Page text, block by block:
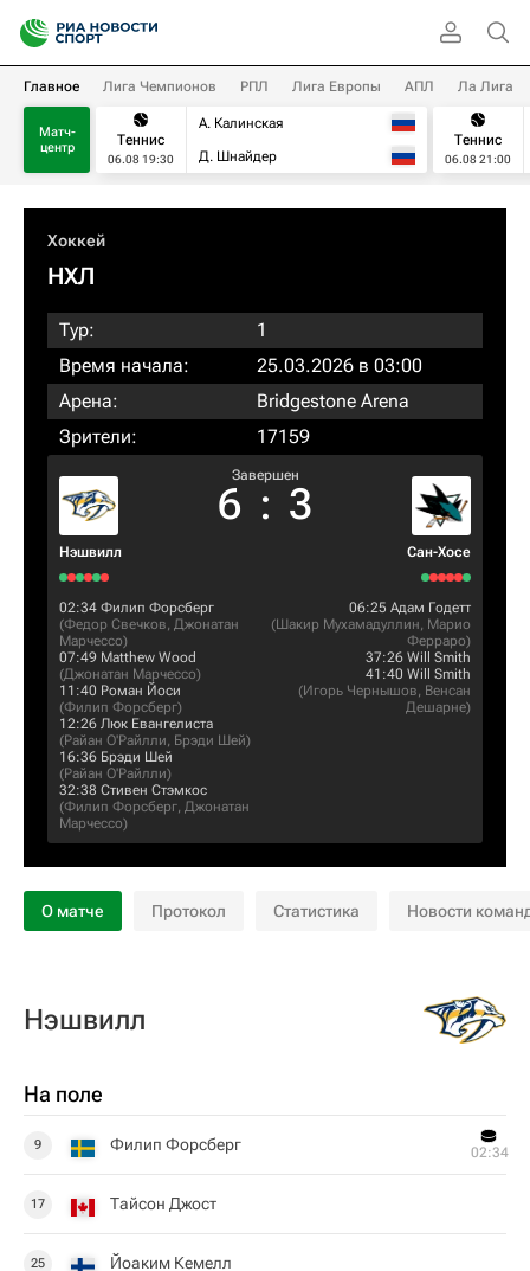
Главное Лига Чемпионов РПЛ Лига Европы АПЛ Ла Лига
Матч-
центр
Теннис
06.08 19:30
А. Калинская
Д. Шнайдер
Теннис
06.08 21:00
Хоккей
НХЛ
Тур:
1
Время начала:
25.03.2026 в 03:00
Арена:
Bridgestone Arena
Зрители:
17159
Нэшвилл
Завершен
6 : 3
Сан-Хосе
02:34 Филип Форсберг
(Федор Свечков, Джонатан
Марчессо)
07:49 Matthew Wood
(Джонатан Марчессо)
11:40 Роман Йоси
(Филип Форсберг)
12:26 Люк Евангелиста
(Райан О'Райлли, Брэди Шей)
16:36 Брэди Шей
(Райан О'Райлли)
32:38 Стивен Стэмкос
(Филип Форсберг, Джонатан
Марчессо)
06:25 Адам Годетт
(Шакир Мухамадуллин, Марио
Ферраро)
37:26 Will Smith
41:40 Will Smith
(Игорь Чернышов, Венсан
Дешарне)
О матче Протокол Статистика Новости
Нэшвилл
На поле
9 Филип Форсберг 02:34
17 Тайсон Джост
25 Йоаким Кемелл